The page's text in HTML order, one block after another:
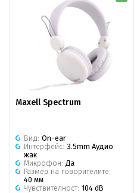
Maxell Spectrum
Вид: On-ear
Интерфейс: 3.5mm Аудио
жак
Микрофон: Да
Размер на говорителите:
40 мм
Чувствителност: 104 dB